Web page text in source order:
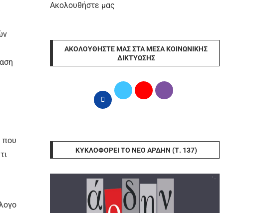
που
Ακολουθήστε μας
ΑΚΟΛΟΥΘΉΣΤΕ ΜΑΣ ΣΤΑ ΜΈΣΑ ΚΟΙΝΩΝΙΚΉΣ
ΔΙΚΤΎΩΣΗΣ
ΚΥΚΛΟΦΟΡΕΊ ΤΟ ΝΈΟ ΆΡΔΗΝ (Τ. 137)